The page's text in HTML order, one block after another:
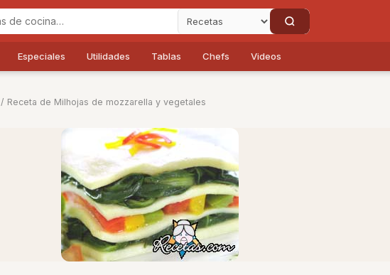
Especiales Utilidades Tablas Chefs Videos
/ Receta de Milhojas de mozzarella y vegetales